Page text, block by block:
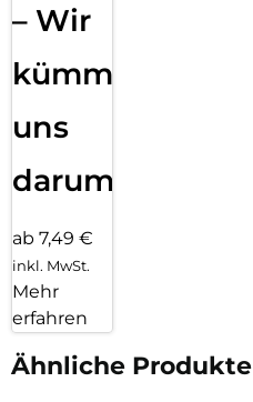
– Wir
kümmern
uns
darum!
ab 7,49 €
inkl. MwSt.
Mehr
erfahren
Ähnliche Produkte